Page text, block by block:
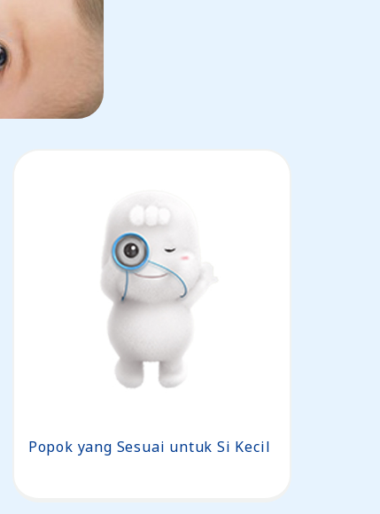
Popok yang Sesuai untuk Si Kecil